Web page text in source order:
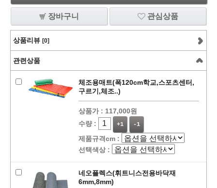
장바구니 관심상품
상품리뷰 [0]
관련상품
체조용매트(폭120cm학교,스포츠센터,
구르기,체조..)
상품가 : 117,000원
수량 :
+1 -1
제품규격cm :
선택색상 :
네오플렉스(휘트니스전용바닥재
6mm,8mm)